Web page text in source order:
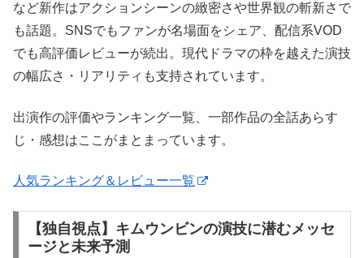
など新作はアクションシーンの緻密さや世界観の斬新さで
も話題。SNSでもファンが名場面をシェア、配信系VOD
でも高評価レビューが続出。現代ドラマの枠を越えた演技
の幅広さ・リアリティも支持されています。
出演作の評価やランキング一覧、一部作品の全話あらす
じ・感想はここがまとまっています。
人気ランキング＆レビュー一覧
【独自視点】キムウンビンの演技に潜むメッセ
ージと未来予測